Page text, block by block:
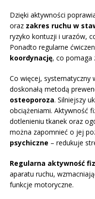
Dzięki aktywności
oraz zakres ruchu w
ryzyko kontuzji i urazów,
Ponadto regularne
koordynację, co pomaga
Co więcej, systematyczny
doskonałą metodą
osteoporoza. Silniejszy
obciążeniami. Aktywność
dotlenieniu tkanek oraz
można zapomnieć o jej
psychiczne – redukuje
Regularna aktywność
aparatu ruchu,
funkcje motoryczne.